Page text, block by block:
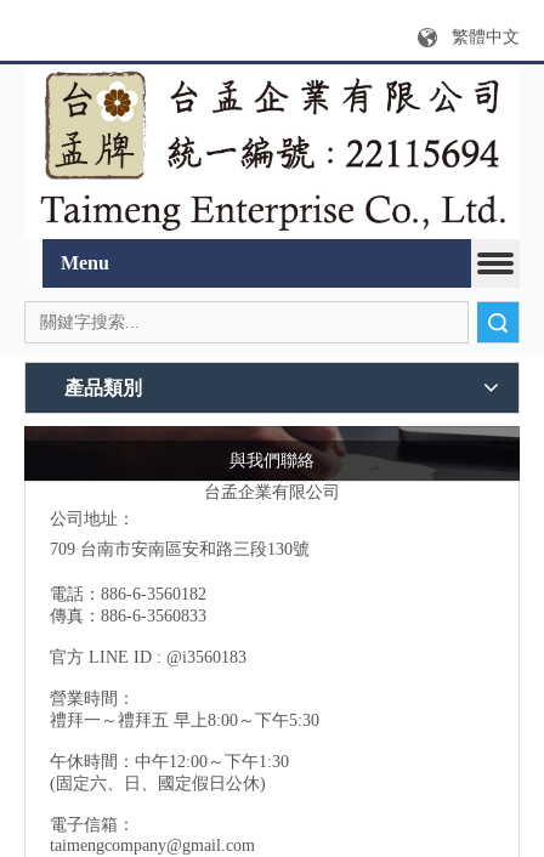
繁體中文
Menu
產品類別
與我們聯絡
台孟企業有限公司
公司地址：
709 台南市安南區安和路三段130號
電話：886-6-3560182
傳真：886-6-3560833
官方 LINE ID : @i3560183
營業時間：
禮拜一～禮拜五 早上8:00～下午5:30
午休時間：中午12:00～下午1:30
(固定六、日、國定假日公休)
電子信箱：
taimengcompany@gmail.com